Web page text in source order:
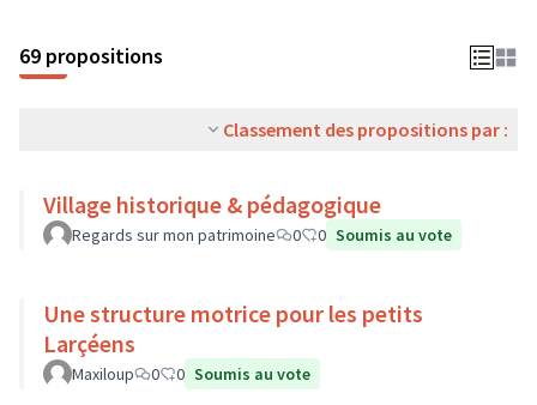
69 propositions
Classement des propositions par :
Village historique & pédagogique
Regards sur mon patrimoine 0 0 Soumis au vote
Une structure motrice pour les petits
Larçéens
Maxiloup 0 0 Soumis au vote